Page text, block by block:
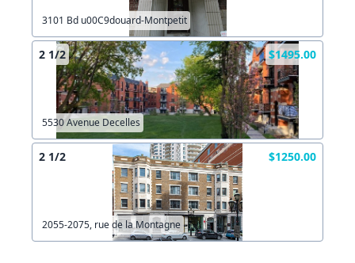
3101 Bd u00C9douard-Montpetit
2 1/2 $1495.00
5530 Avenue Decelles
2 1/2 $1250.00
2055-2075, rue de la Montagne